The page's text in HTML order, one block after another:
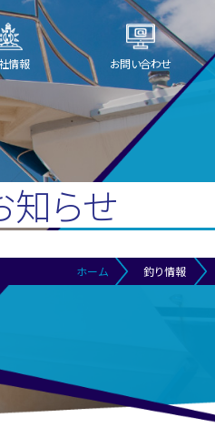
情報 お問い合わせ
知らせ
ホーム 釣り情報